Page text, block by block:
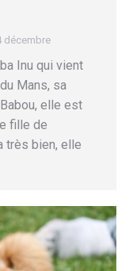
décembre
Inu qui vient
Mans, sa
elle est
fille de
très bien, elle